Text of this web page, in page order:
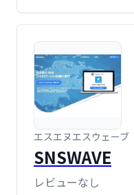
エスエヌエスウェーブ
SNSWAVE
レビューなし